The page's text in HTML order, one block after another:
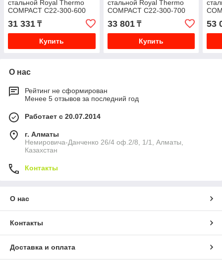
стальной Royal Thermo
COMPACT C22-300-600
31 331 ₸
Купить
стальной Royal Thermo
COMPACT C22-300-700
33 801₸
Купить
53
О нас
Рейтинг не сформирован
Менее 5 отзывов за последний год
Работает с 20.07.2014
г. Алматы
Немировича-Данченко 26/4 оф.2/8, 1/1, Алматы,
Казахстан
Контакты
О нас
Контакты
Доставка и оплата